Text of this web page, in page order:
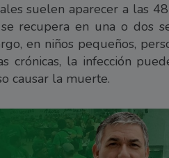
suelen aparecer a las
recupera en una o dos
en niños pequeños,
crónicas, la infección
causar la muerte.